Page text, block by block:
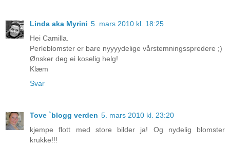
Linda aka Myrini 5. mars 2010 kl. 18:25
Hei Camilla.
Perleblomster er bare nyyyydelige vårstemningsspredere ;)
Ønsker deg ei koselig helg!
Klæm
Svar
Tove `blogg verden 5. mars 2010 kl. 23:20
kjempe flott med store bilder ja! Og nydelig blomster
krukke!!!